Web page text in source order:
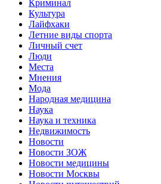
Криминал
Культура
Лайфхаки
Летние виды спорта
Личный счет
Люди
Места
Мнения
Мода
Народная медицина
Наука
Наука и техника
Недвижимость
Новости
Новости ЗОЖ
Новости медицины
Новости Москвы